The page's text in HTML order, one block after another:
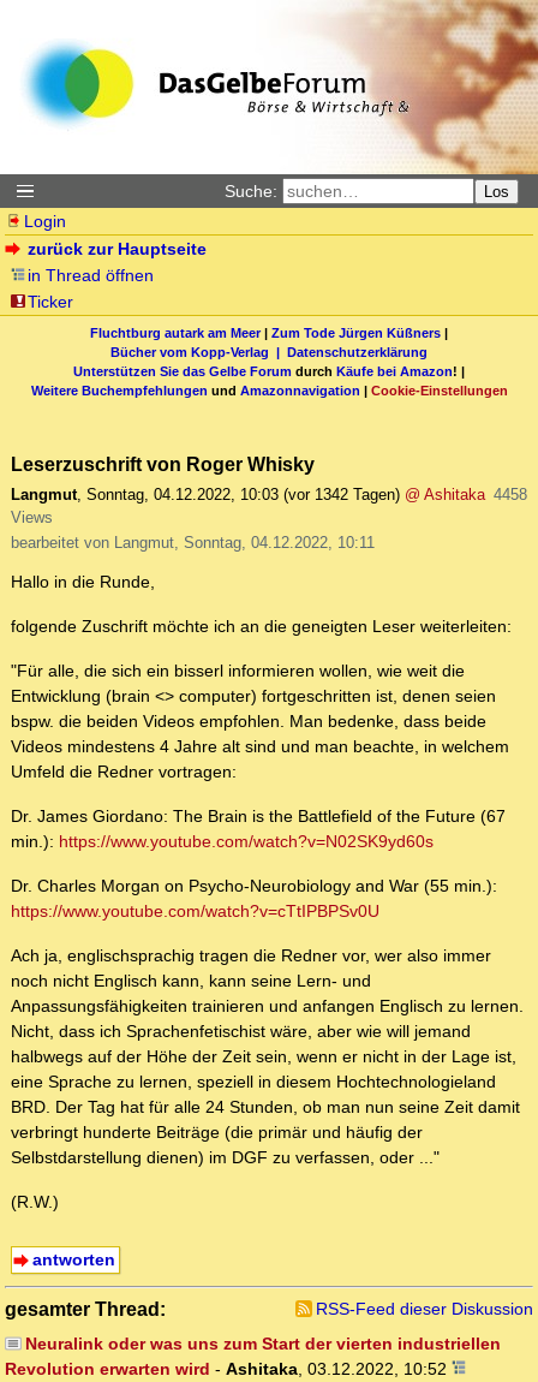
Suche: Los
Login
zurück zur Hauptseite
in Thread öffnen
Ticker
Fluchtburg autark am Meer| Zum Tode Jürgen Küßners |
Bücher vom Kopp-Verlag | Datenschutzerklärung
Unterstützen Sie das Gelbe Forum durch Käufe bei Amazon! |
Weitere Buchempfehlungen und Amazonnavigation | Cookie-Einstellungen
Leserzuschrift von Roger Whisky
Langmut, Sonntag, 04.12.2022, 10:03 (vor 1342 Tagen) @ Ashitaka 4458
Views
bearbeitet von Langmut, Sonntag, 04.12.2022, 10:11
Hallo in die Runde,
folgende Zuschrift möchte ich an die geneigten Leser weiterleiten:
"Für alle, die sich ein bisserl informieren wollen, wie weit die
Entwicklung (brain <> computer) fortgeschritten ist, denen seien
bspw. die beiden Videos empfohlen. Man bedenke, dass beide
Videos mindestens 4 Jahre alt sind und man beachte, in welchem
Umfeld die Redner vortragen:
Dr. James Giordano: The Brain is the Battlefield of the Future (67
min.): https://www.youtube.com/watch?v=N02SK9yd60s
Dr. Charles Morgan on Psycho-Neurobiology and War (55 min.):
https://www.youtube.com/watch?v=cTtIPBPSv0U
Ach ja, englischsprachig tragen die Redner vor, wer also immer
noch nicht Englisch kann, kann seine Lern- und
Anpassungsfähigkeiten trainieren und anfangen Englisch zu lernen.
Nicht, dass ich Sprachenfetischist wäre, aber wie will jemand
halbwegs auf der Höhe der Zeit sein, wenn er nicht in der Lage ist,
eine Sprache zu lernen, speziell in diesem Hochtechnologieland
BRD. Der Tag hat für alle 24 Stunden, ob man nun seine Zeit damit
verbringt hunderte Beiträge (die primär und häufig der
Selbstdarstellung dienen) im DGF zu verfassen, oder ..."
(R.W.)
antworten
gesamter Thread:
RSS-Feed dieser Diskussion
Neuralink oder was uns zum Start der vierten industriellen
Revolution erwarten wird - Ashitaka, 03.12.2022, 10:52